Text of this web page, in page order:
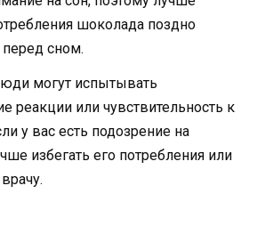
шоколада поздно
сном.
могут испытывать
реакции или чувствительность к
у вас есть подозрение на
избегать его потребления или